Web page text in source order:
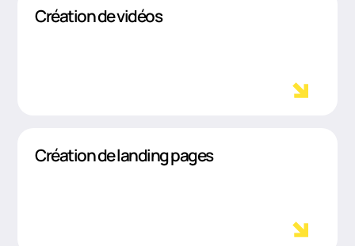
Création de vidéos
Création de landing pages